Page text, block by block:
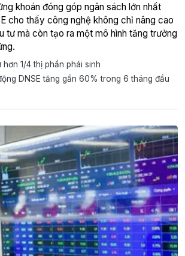
khoán đóng góp ngân sách lớn nhất
cho thấy công nghệ không chỉ nâng cao
tư mà còn tạo ra một mô hình tăng trưởng
hơn 1/4 thị phần phái sinh
DNSE tăng gần 60% trong 6 tháng đầu